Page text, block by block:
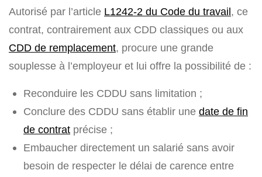
Autorisé par l’article L1242-2 du Code du travail, ce
contrat, contrairement aux CDD classiques ou aux
CDD de remplacement, procure une grande
souplesse à l’employeur et lui offre la possibilité de :
Reconduire les CDDU sans limitation ;
Conclure des CDDU sans établir une date de fin
de contrat précise ;
Embaucher directement un salarié sans avoir
besoin de respecter le délai de carence entre